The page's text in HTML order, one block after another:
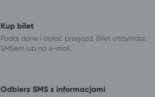
Kup bilet
Podaj dane i opłać przejazd. Bilet otrzymasz
SMSem lub na e-mail.
Odbierz SMS z informacjami